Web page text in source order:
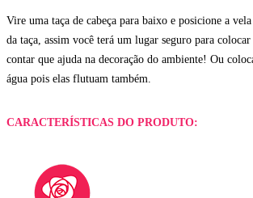
Vire uma taça de cabeça para baixo e posicione a vela
da taça, assim você terá um lugar seguro para colocar
contar que ajuda na decoração do ambiente! Ou
água pois elas flutuam também.
CARACTERÍSTICAS DO PRODUTO: